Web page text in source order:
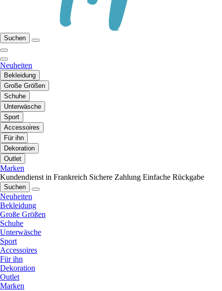
Suchen
Neuheiten
Bekleidung
Große Größen
Schuhe
Unterwäsche
Sport
Accessoires
Für ihn
Dekoration
Outlet
Marken
Kundendienst in Frankreich Sichere Zahlung Einfache Rückgabe
Suchen
Neuheiten
Bekleidung
Große Größen
Schuhe
Unterwäsche
Sport
Accessoires
Für ihn
Dekoration
Outlet
Marken